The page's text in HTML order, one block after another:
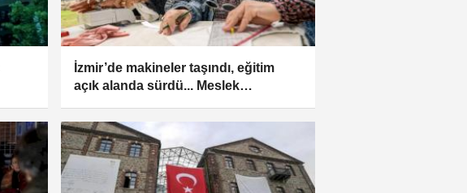
İzmir’de makineler taşındı, eğitim
açık alanda sürdü... Meslek